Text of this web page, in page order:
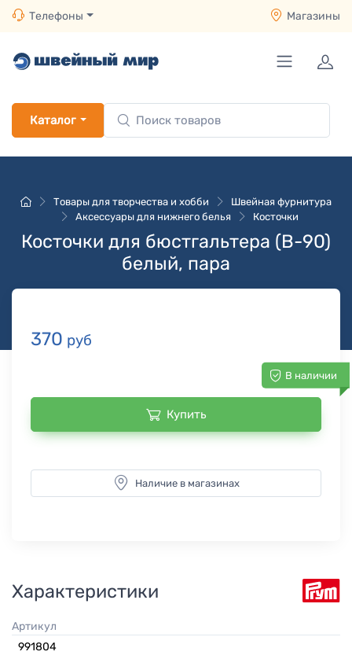
Телефоны Магазины
Каталог
Товары для творчества и хобби
Швейная фурнитура
Аксессуары для нижнего белья
Косточки
Косточки для бюстгальтера (В-90)
белый, пара
370 руб
В наличии
Купить
Наличие в магазинах
Характеристики
Артикул
991804